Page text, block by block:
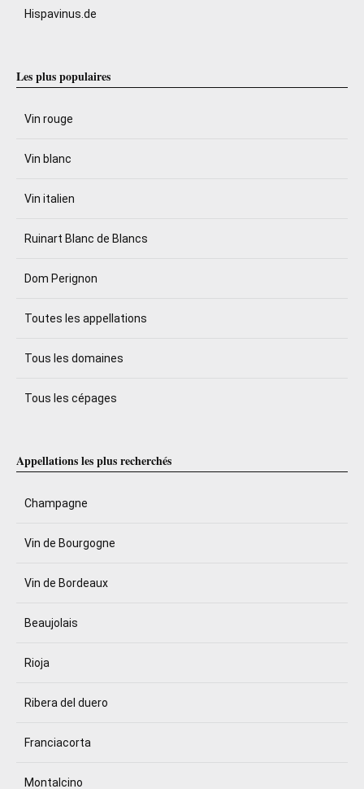
Hispavinus.de
Les plus populaires
Vin rouge
Vin blanc
Vin italien
Ruinart Blanc de Blancs
Dom Perignon
Toutes les appellations
Tous les domaines
Tous les cépages
Appellations les plus recherchés
Champagne
Vin de Bourgogne
Vin de Bordeaux
Beaujolais
Rioja
Ribera del duero
Franciacorta
Montalcino